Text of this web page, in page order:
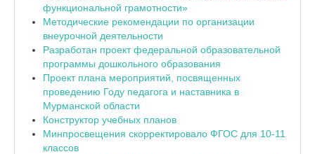
функциональной грамотности»
Методические рекомендации по организации
внеурочной деятельности
Разработан проект федеральной образовательной
программы дошкольного образования
Проект плана мероприятий, посвященных
проведению Году педагога и наставника в
Мурманской области
Конструктор учебных планов
Минпросвещения скорректировало ФГОС для 10-11
классов